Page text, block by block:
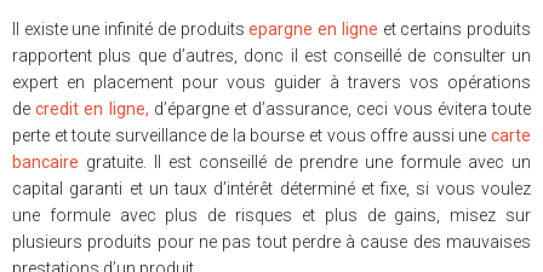
Il existe une infinité de produitsepargne en ligne et certains produits
rapportent plus que d’autres, donc il est conseillé de consulter un
expert en placement pour vous guider à travers vos opérations
decredit en ligne, d’épargne et d’assurance, ceci vous évitera toute
perte et toute surveillance de la bourse et vous offre aussi une carte
bancaire gratuite . Il est conseillé de prendre une formule avec un
capital garanti et un taux d’intérêt déterminé et fixe, si vous voulez
une formule avec plus de risques et plus de gains, misez sur
plusieurs produits pour ne pas tout perdre à cause des mauvaises